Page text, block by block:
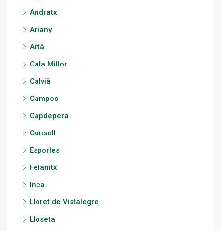
Andratx
Ariany
Artà
Cala Millor
Calvià
Campos
Capdepera
Consell
Esporles
Felanitx
Inca
Lloret de Vistalegre
Lloseta